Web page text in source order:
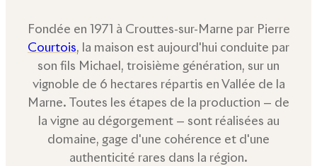
Fondée en 1971 à Crouttes-sur-Marne par Pierre
Courtois, la maison est aujourd'hui conduite par
son fils Michael, troisième génération, sur un
vignoble de 6 hectares répartis en Vallée de la
Marne. Toutes les étapes de la production — de
la vigne au dégorgement — sont réalisées au
domaine, gage d'une cohérence et d'une
authenticité rares dans la région.